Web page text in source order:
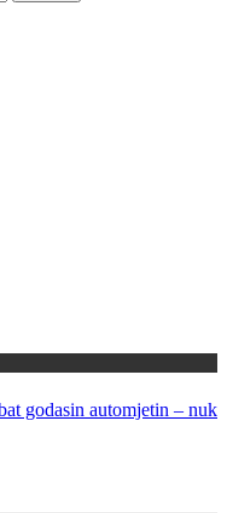
godasin automjetin – nuk